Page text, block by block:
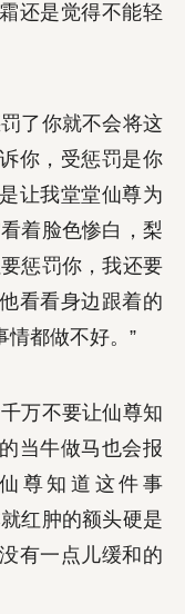
还是觉得不能轻
了你就不会将这
你，受惩罚是你
让我堂堂仙尊为
着脸色惨白，梨
惩罚你，我还要
看看身边跟着的
情都做不好。”
万不要让仙尊知
当牛做马也会报
尊知道这件事
红肿的额头硬是
有一点儿缓和的